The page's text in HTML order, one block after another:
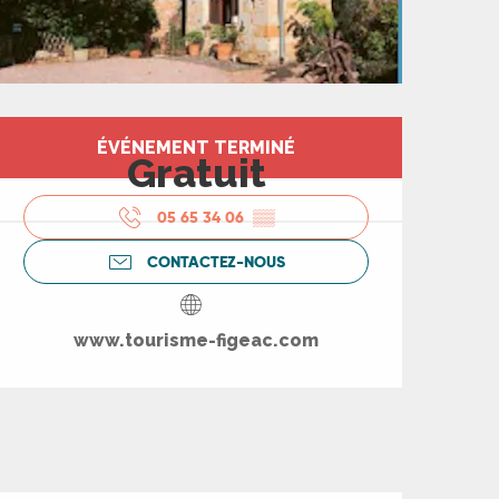
et
ÉVÉNEMENT TERMINÉ
Gratuit
05 65 34 06 ▒▒
CONTACTEZ-NOUS
www.tourisme-figeac.com